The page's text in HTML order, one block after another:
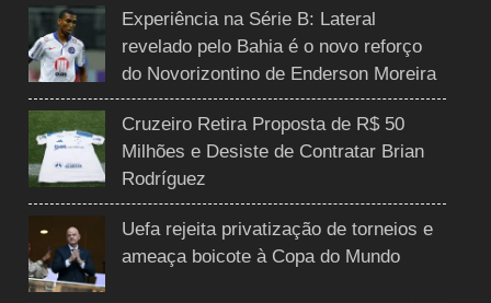
Experiência na Série B: Lateral
revelado pelo Bahia é o novo reforço
do Novorizontino de Enderson Moreira
Cruzeiro Retira Proposta de R$ 50
Milhões e Desiste de Contratar Brian
Rodríguez
Uefa rejeita privatização de torneios e
ameaça boicote à Copa do Mundo